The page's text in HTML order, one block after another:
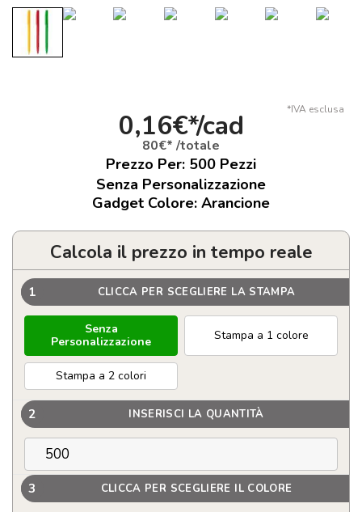
*IVA esclusa
0,16€*/cad
80€* /totale
Prezzo Per: 500 Pezzi
Senza Personalizzazione
Gadget Colore: Arancione
Calcola il prezzo in tempo reale
1 CLICCA PER SCEGLIERE LA STAMPA
Senza
Personalizzazione
Stampa a 1 colore
Stampa a 2 colori
2 INSERISCI LA QUANTITÀ
3 CLICCA PER SCEGLIERE IL COLORE